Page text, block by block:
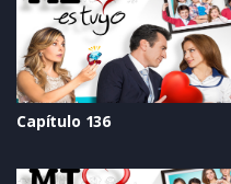
Capítulo 136